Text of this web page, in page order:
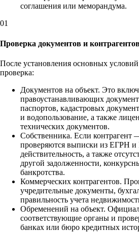
соглашения или меморандума.
01
Проверка документов и
После установления основных условий
проверка:
Документов на объект. Это
правоустанавливающих
паспортов, кадастровых
и водопользование, а также
технических документов.
Собственника. Если
проверяются выписки из ЕГРН
действительность, а также
другой задолженности,
банкротства.
Коммерческих контрагентов.
учредительные документы,
правильность учета
Обременений на объект.
соответствующие органы и
банках или бюро кредитных